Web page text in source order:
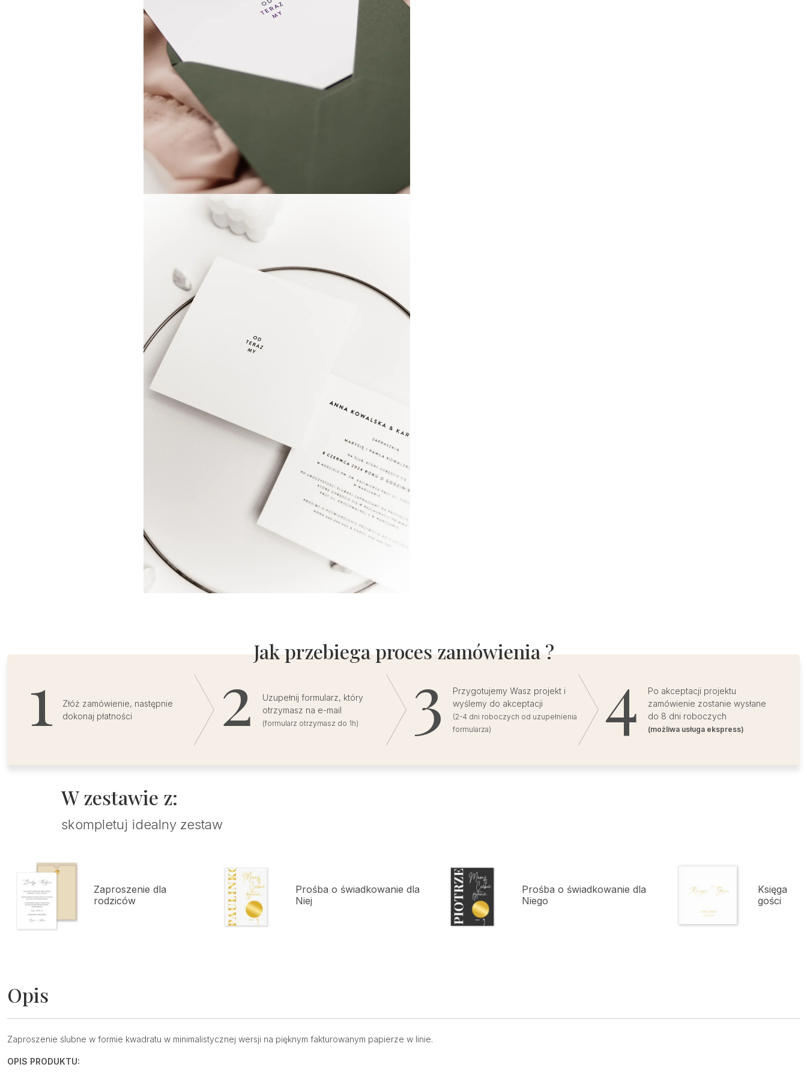
Jak przebiega proces zamówienia ?
Złóż zamówienie, następnie
dokonaj płatności
Uzupełnij formularz, który
otrzymasz na e-mail
(formularz otrzymasz do 1h)
Przygotujemy Wasz projekt i
wyślemy do akceptacji
(2-4 dni roboczych od uzupełnienia
formularza)
Po akceptacji projektu
zamówienie zostanie wysłane
do 8 dni roboczych
(możliwa usługa ekspress)
W zestawie z:
skompletuj idealny zestaw
Zaproszenie dla
rodziców
Prośba o świadkowanie dla
Niej
Prośba o świadkowanie dla
Niego
Księga
gości
Opis
Zaproszenie ślubne w formie kwadratu w minimalistycznej wersji na pięknym fakturowanym papierze w linie.
OPIS PRODUKTU: